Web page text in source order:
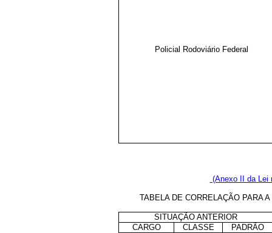
Policial Rodoviário Federal
(Anexo II da Lei
TABELA DE CORRELAÇÃO PARA
SITUAÇÃO ANTERIOR
CARGO
CLASSE
PADRÃO